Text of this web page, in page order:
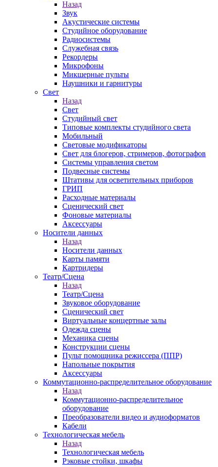
Назад
Звук
Акустические системы
Студийное оборудование
Радиосистемы
Служебная связь
Рекордеры
Микрофоны
Микшерные пульты
Наушники и гарнитуры
Свет
Назад
Свет
Студийный свет
Типовые комплекты студийного света
Мобильный
Световые модификаторы
Свет для блогеров, стримеров, фотографов
Системы управления светом
Подвесные системы
Штативы для осветительных приборов
ГРИП
Расходные материалы
Сценический свет
Фоновые материалы
Аксессуары
Носители данных
Назад
Носители данных
Карты памяти
Картридеры
Театр/Сцена
Назад
Театр/Сцена
Звуковое оборудование
Сценический свет
Виртуальные концертные залы
Одежда сцены
Механика сцены
Конструкции сцены
Пульт помощника режиссера (ППР)
Напольные покрытия
Аксессуары
Коммутационно-распределительное оборудование
Назад
Коммутационно-распределительное
оборудование
Преобразователи видео и аудиоформатов
Кабели
Технологическая мебель
Назад
Технологическая мебель
Рэковые стойки, шкафы